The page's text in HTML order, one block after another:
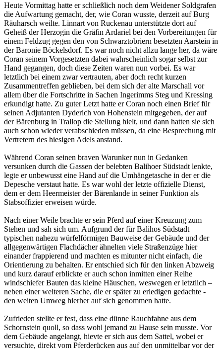
Heute Vormittag hatte er schließlich noch dem Weidener Soldgrafen
die Aufwartung gemacht, der, wie Coran wusste, derzeit auf Burg
Räuharsch weilte. Linnart von Ruckenau unterstützte dort auf
Geheiß der Herzogin die Gräfin Ardariel bei den Vorbereitungen für
einem Feldzug gegen den von Schwarztobriern besetzten Aarstein in
der Baronie Böckelsdorf. Es war noch nicht allzu lange her, da wäre
Coran seinem Vorgesetzten dabei wahrscheinlich sogar selbst zur
Hand gegangen, doch diese Zeiten waren nun vorbei. Es war
letztlich bei einem zwar vertrauten, aber doch recht kurzen
Zusammentreffen geblieben, bei dem sich der alte Marschall vor
allem über die Fortschritte in Sachen Ingerimms Steg und Kressing
erkundigt hatte. Zu guter Letzt hatte er Coran noch einen Brief für
seinen Adjutanten Dyderich von Hohenstein mitgegeben, der auf
der Bärenburg in Trallop die Stellung hielt, und dann hatten sie sich
auch schon wieder verabschieden müssen, da eine Besprechung mit
Vertretern des hiesigen Adels anstand.
Während Coran seinen braven Warunker nun in Gedanken
versunken durch die Gassen der belebten Balihoer Südstadt lenkte,
legte er unbewusst eine Hand auf die Umhängetasche in der er die
Depesche verstaut hatte. Es war wohl der letzte offizielle Dienst,
dem er dem Heermeister der Bärenlande in seiner Funktion als
Stabsoffizier erweisen würde.
Nach einer Weile brachte er sein Pferd auf einer Kreuzung zum
Stehen und sah sich um. Aufgrund der für Balihos Südstadt
typischen nahezu würfelförmigen Bauweise der Gebäude und der
allgegenwärtigen Flachdächer ähnelten viele Straßenzüge hier
einander frappierend und machten es mitunter nicht einfach, die
Orientierung zu behalten. Er entschied sich für den linken Abzweig
und kurz darauf erblickte er auch schon inmitten einer Reihe
windschiefer Bauten das kleine Häuschen, weswegen er letztlich –
neben einer weiteren Sache, die er später zu erledigen gedachte -
den weiten Umweg hierher auf sich genommen hatte.
Zufrieden stellte er fest, dass eine dünne Rauchfahne aus dem
Schornstein quoll, so dass wohl jemand zu Hause sein musste. Vor
dem Gebäude angelangt, hievte er sich aus dem Sattel, wobei er
versuchte, direkt vom Pferderücken aus auf den unmittelbar vor der